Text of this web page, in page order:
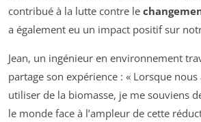
contribué à la lutte contre le
a également eu un impact positif sur
Jean, un ingénieur en environnement
partage son expérience : « Lorsque
utiliser de la biomasse, je me souviens
le monde face à l’ampleur de cette